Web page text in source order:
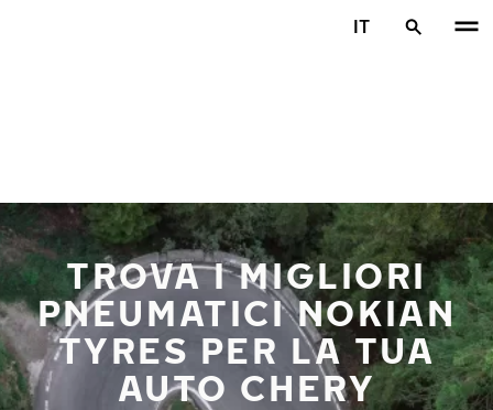
IT
TROVA I MIGLIORI
PNEUMATICI NOKIAN
TYRES PER LA TUA
AUTO CHERY